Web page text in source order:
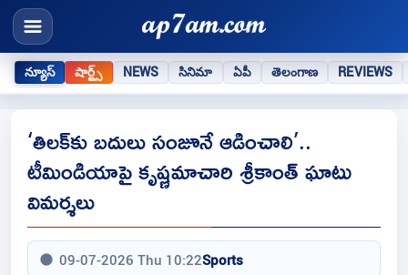
న్యూస్ షార్ట్స్ NEWS సినిమా ఏపీ తెలంగాణ REVIEWS
‘తిలక్‌కు బదులు సంజూనే ఆడించాలి’..
టీమిండియాపై కృష్ణమాచారి శ్రీకాంత్ ఘాటు
విమర్శలు
09-07-2026 Thu 10:22Sports